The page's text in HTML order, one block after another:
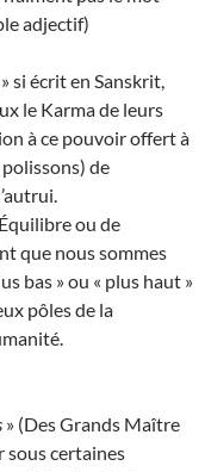
adjectif)
si écrit en Sanskrit,
le Karma de leurs
à ce pouvoir offert à
de
ou de
que nous sommes
bas » ou « plus haut »
pôles de la
» (Des Grands Maître
sous certaines